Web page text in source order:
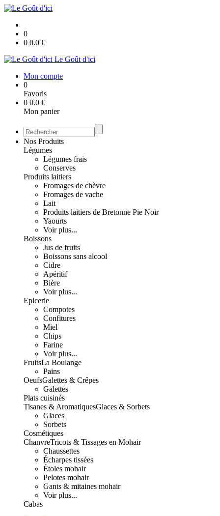
0
0 0.0 €
Le Goût d'ici
Mon compte
0
Favoris
0 0.0 €
Mon panier
Nos Produits
Légumes
Légumes frais
Conserves
Produits laitiers
Fromages de chèvre
Fromages de vache
Lait
Produits laitiers de Bretonne Pie Noir
Yaourts
Voir plus...
Boissons
Jus de fruits
Boissons sans alcool
Cidre
Apéritif
Bière
Voir plus...
Epicerie
Compotes
Confitures
Miel
Chips
Farine
Voir plus...
FruitsLa Boulange
Pains
OeufsGalettes & Crêpes
Galettes
Plats cuisinés
Tisanes & AromatiquesGlaces & Sorbets
Glaces
Sorbets
Cosmétiques
ChanvreTricots & Tissages en Mohair
Chaussettes
Écharpes tissées
Étoles mohair
Pelotes mohair
Gants & mitaines mohair
Voir plus...
Cabas